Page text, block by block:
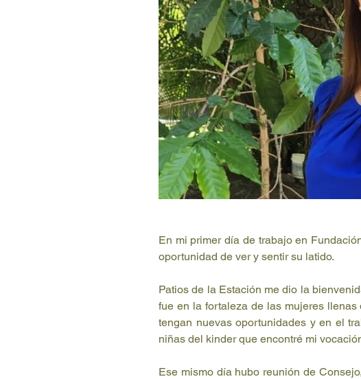
En mi primer día de trabajo en
oportunidad de ver y sentir su latido.
Patios de la Estación me dio la
fue en la fortaleza de las mujeres
tengan nuevas oportunidades y en el
niñas del kinder que encontré mi
Ese mismo día hubo reunión de